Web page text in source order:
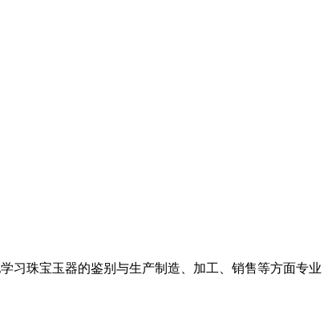
习珠宝玉器的鉴别与生产制造、加工、销售等方面专业